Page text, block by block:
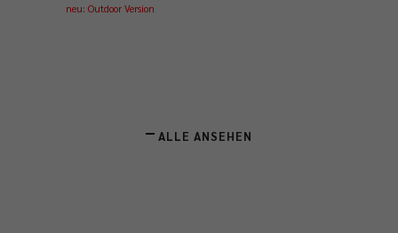
neu: Outdoor Version
ALLE ANSEHEN